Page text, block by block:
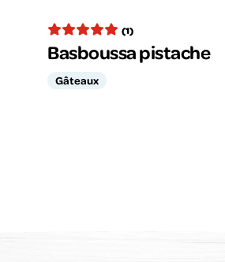
(1)
Basboussa pistache
Gâteaux